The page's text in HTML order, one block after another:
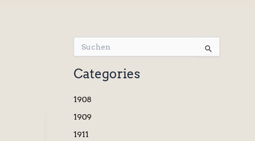
u
c
h
n
a
h
Categories
1908
1909
1911